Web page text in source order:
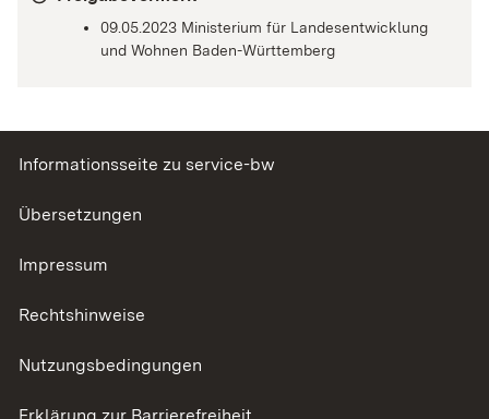
09.05.2023 Ministerium für Landesentwicklung
und Wohnen Baden-Württemberg
Informationsseite zu service-bw
Übersetzungen
Impressum
Rechtshinweise
Nutzungsbedingungen